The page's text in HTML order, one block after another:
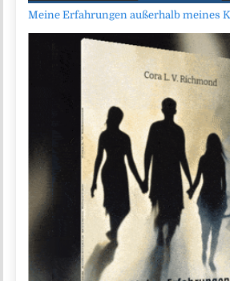
Meine Erfahrungen außerhalb meines